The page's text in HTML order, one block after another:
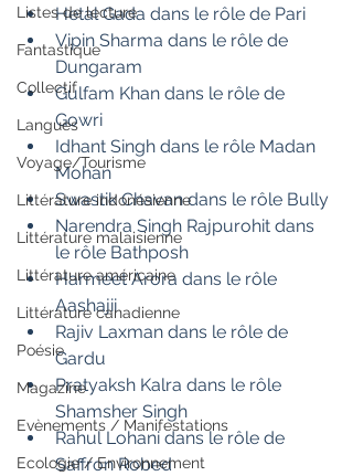
Listes de lecture
Fantastique
Collectif
Langues
Voyage/Tourisme
Littérature indonésienne
Littérature malaisienne
Littérature américaine
Littérature canadienne
Poésie
Magazine
Evènements / Manifestations
Ecologie / Environnement
Hetal Gada dans le rôle de Pari
Vipin Sharma dans le rôle de
Dungaram
Gulfam Khan dans le rôle de
Gowri
Idhant Singh dans le rôle Madan
Mohan
Swastik Chavan dans le rôle Bully
Narendra Singh Rajpurohit dans
le rôle Bathposh
Harmeet Arora dans le rôle
Aashajii
Rajiv Laxman dans le rôle de
Gardu
Pratyaksh Kalra dans le rôle
Shamsher Singh
Rahul Lohani dans le rôle de
Saffron Robed